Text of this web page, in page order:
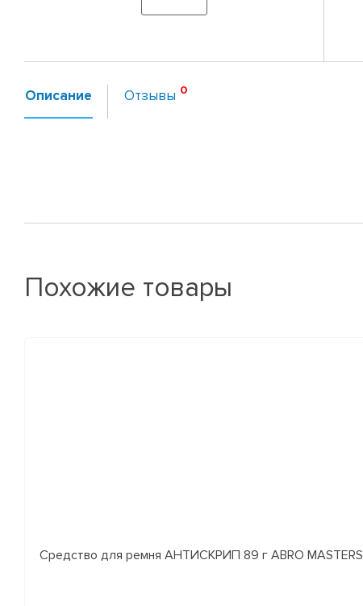
Описание Отзывы
Похожие товары
Средство для ремня АНТИСКРИП 89 г ABRO MASTERS